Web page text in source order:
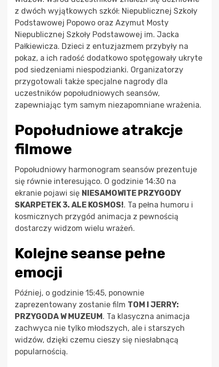
z dwóch wyjątkowych szkół: Niepublicznej Szkoły
Podstawowej Popowo oraz Azymut Mosty
Niepublicznej Szkoły Podstawowej im. Jacka
Pałkiewicza. Dzieci z entuzjazmem przybyły na
pokaz, a ich radość dodatkowo spotęgowały ukryte
pod siedzeniami niespodzianki. Organizatorzy
przygotowali także specjalne nagrody dla
uczestników popołudniowych seansów,
zapewniając tym samym niezapomniane wrażenia.
Popołudniowe atrakcje
filmowe
Popołudniowy harmonogram seansów prezentuje
się równie interesująco. O godzinie 14:30 na
ekranie pojawi się NIESAMOWITE PRZYGODY
SKARPETEK 3. ALE KOSMOS!. Ta pełna humoru i
kosmicznych przygód animacja z pewnością
dostarczy widzom wielu wrażeń.
Kolejne seanse pełne
emocji
Później, o godzinie 15:45, ponownie
zaprezentowany zostanie film TOM I JERRY:
PRZYGODA W MUZEUM. Ta klasyczna animacja
zachwyca nie tylko młodszych, ale i starszych
widzów, dzięki czemu cieszy się niesłabnącą
popularnością.